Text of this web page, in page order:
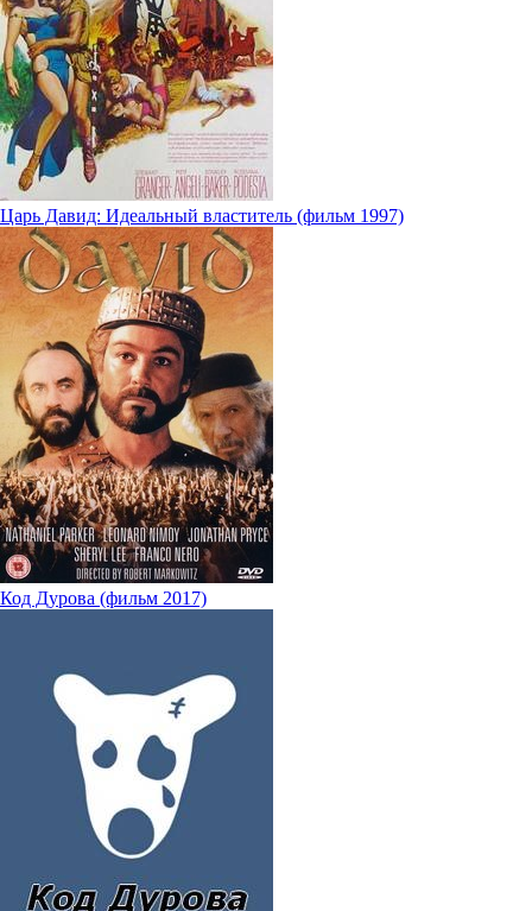
Царь Давид: Идеальный властитель (фильм 1997)
Код Дурова (фильм 2017)